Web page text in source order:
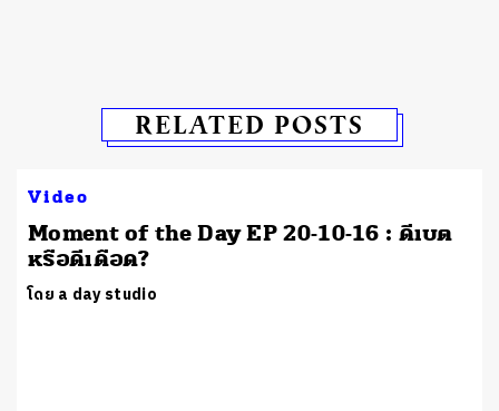
RELATED POSTS
Video
Moment of the Day EP 20-10-16 : ดีเบต
หรือดีเดือด?
โดย a day studio